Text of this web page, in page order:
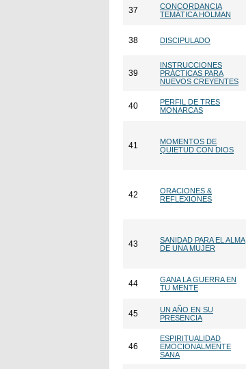
37
CONCORDANCIA
TEMÁTICA HOLMAN
38 DISCIPULADO
39
INSTRUCCIONES
PRÁCTICAS PARA
NUEVOS CREYENTES
40
PERFIL DE TRES
MONARCAS
41
MOMENTOS DE
QUIETUD CON DIOS
42
ORACIONES &
REFLEXIONES
43
SANIDAD PARA EL ALMA
DE UNA MUJER
44
GANA LA GUERRA EN
TU MENTE
45
UN AÑO EN SU
PRESENCIA
46
ESPIRITUALIDAD
EMOCIONALMENTE
SANA